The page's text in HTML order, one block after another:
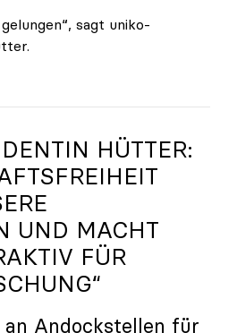
sagt uniko-
sich gegen zunehmende Gefahr
HÜTTER:
UND MACHT
FÜR
Andockstellen für